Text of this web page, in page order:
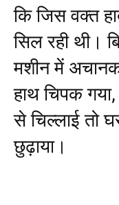
कि जिस वक्त
सिल रही थी।
मशीन में
हाथ चिपक
से चिल्लाई तो
छुढ़ाया।